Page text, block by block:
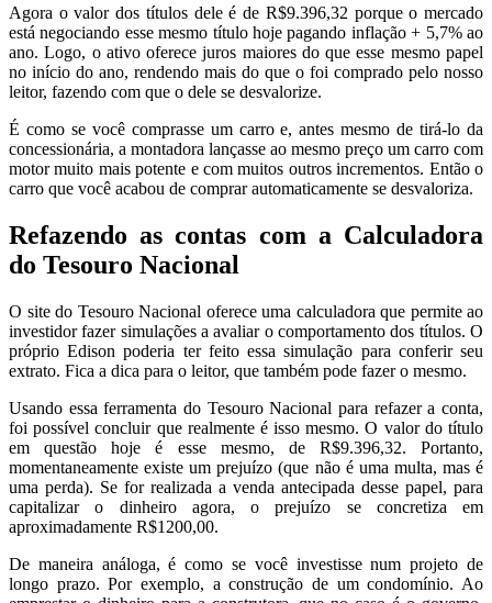
Agora o valor dos títulos dele é de R$9.396,32 porque o mercado
está negociando esse mesmo título hoje pagando inflação + 5,7% ao
ano. Logo, o ativo oferece juros maiores do que esse mesmo papel
no início do ano, rendendo mais do que o foi comprado pelo nosso
leitor, fazendo com que o dele se desvalorize.
É como se você comprasse um carro e, antes mesmo de tirá-lo da
concessionária, a montadora lançasse ao mesmo preço um carro com
motor muito mais potente e com muitos outros incrementos. Então o
carro que você acabou de comprar automaticamente se desvaloriza.
Refazendo as contas com a Calculadora
do Tesouro Nacional
O site do Tesouro Nacional oferece uma calculadora que permite ao
investidor fazer simulações a avaliar o comportamento dos títulos. O
próprio Edison poderia ter feito essa simulação para conferir seu
extrato. Fica a dica para o leitor, que também pode fazer o mesmo.
Usando essa ferramenta do Tesouro Nacional para refazer a conta,
foi possível concluir que realmente é isso mesmo. O valor do título
em questão hoje é esse mesmo, de R$9.396,32. Portanto,
momentaneamente existe um prejuízo (que não é uma multa, mas é
uma perda). Se for realizada a venda antecipada desse papel, para
capitalizar o dinheiro agora, o prejuízo se concretiza em
aproximadamente R$1200,00.
De maneira análoga, é como se você investisse num projeto de
longo prazo. Por exemplo, a construção de um condomínio. Ao